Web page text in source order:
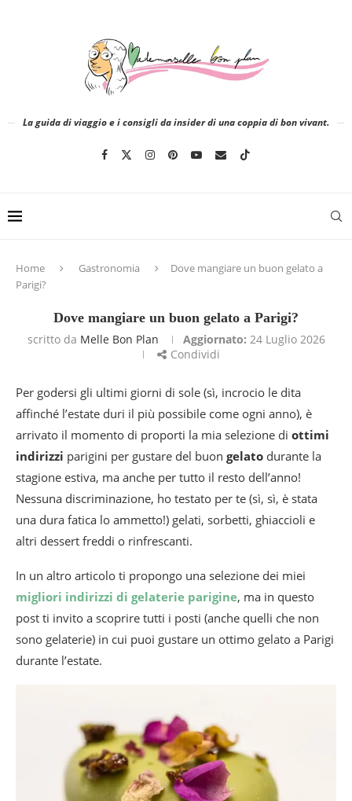
La guida di viaggio e i consigli da insider di una coppia di bon vivant.
Home Gastronomia
Dove mangiare un buon gelato a
Parigi?
Dove mangiare un buon gelato a Parigi?
scritto da Melle Bon Plan Aggiornato: 24 Luglio 2026
Condividi
Per godersi gli ultimi giorni di sole (sì, incrocio le dita
affinché l’estate duri il più possibile come ogni anno), è
arrivato il momento di proporti la mia selezione di ottimi
indirizzi parigini per gustare del buon gelato durante la
stagione estiva, ma anche per tutto il resto dell’anno!
Nessuna discriminazione, ho testato per te (sì, sì, è stata
una dura fatica lo ammetto!) gelati, sorbetti, ghiaccioli e
altri dessert freddi o rinfrescanti.
In un altro articolo ti propongo una selezione dei miei
migliori indirizzi di gelaterie parigine, ma in questo
post ti invito a scoprire tutti i posti (anche quelli che non
sono gelaterie) in cui puoi gustare un ottimo gelato a Parigi
durante l’estate.